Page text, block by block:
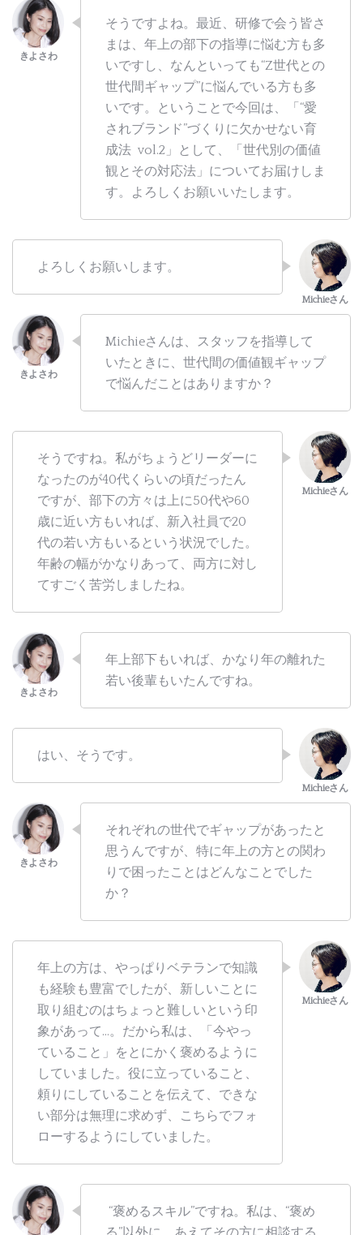
そうですよね。最近、研修で会う皆さ
まは、年上の部下の指導に悩む方も多
いですし、なんといっても“Z世代との
世代間ギャップ”に悩んでいる方も多
いです。ということで今回は、「“愛
されブランド”づくりに欠かせない育
成法 vol.2」として、「世代別の価値
観とその対応法」についてお届けしま
す。よろしくお願いいたします。
よろしくお願いします。
Michieさんは、スタッフを指導して
いたときに、世代間の価値観ギャップ
で悩んだことはありますか？
そうですね。私がちょうどリーダーに
なったのが40代くらいの頃だったん
ですが、部下の方々は上に50代や60
歳に近い方もいれば、新入社員で20
代の若い方もいるという状況でした。
年齢の幅がかなりあって、両方に対し
てすごく苦労しましたね。
年上部下もいれば、かなり年の離れた
若い後輩もいたんですね。
はい、そうです。
それぞれの世代でギャップがあったと
思うんですが、特に年上の方との関わ
りで困ったことはどんなことでした
か？
年上の方は、やっぱりベテランで知識
も経験も豊富でしたが、新しいことに
取り組むのはちょっと難しいという印
象があって…。だから私は、「今やっ
ていること」をとにかく褒めるように
していました。役に立っていること、
頼りにしていることを伝えて、できな
い部分は無理に求めず、こちらでフォ
ローするようにしていました。
“褒めるスキル”ですね。私は、“褒め